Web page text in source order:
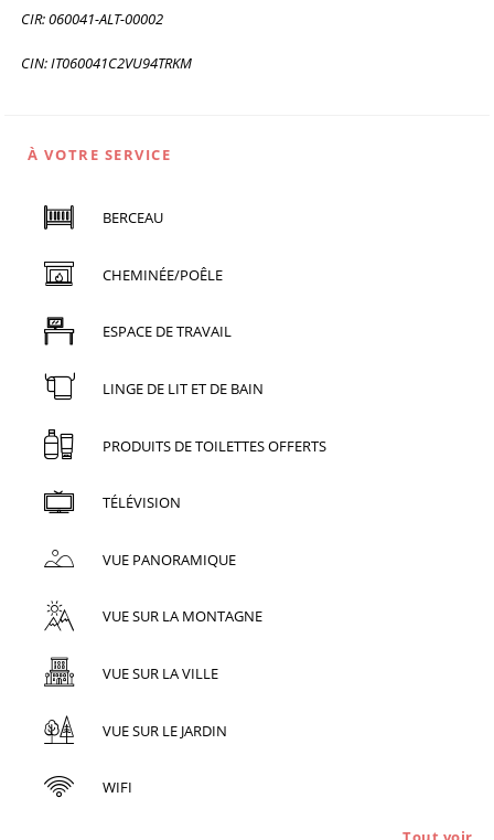
CIR: 060041-ALT-00002
CIN: IT060041C2VU94TRKM
À VOTRE SERVICE
BERCEAU
CHEMINÉE/POÊLE
ESPACE DE TRAVAIL
LINGE DE LIT ET DE BAIN
PRODUITS DE TOILETTES OFFERTS
TÉLÉVISION
VUE PANORAMIQUE
VUE SUR LA MONTAGNE
VUE SUR LA VILLE
VUE SUR LE JARDIN
WIFI